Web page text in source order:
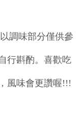
調味部分僅供參
行斟酌。喜歡吃
風味會更讚喔!!!